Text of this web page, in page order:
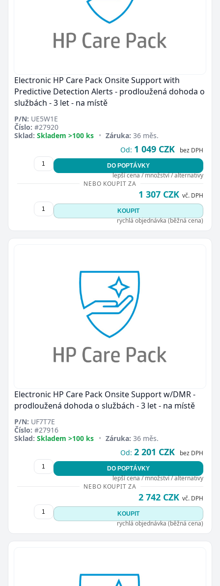
Electronic HP Care Pack Onsite Support with
Predictive Detection Alerts - prodloužená dohoda o
službách - 3 let - na místě
P/N: UE5W1E
Číslo: #27920
Sklad: Skladem >100 ks • Záruka: 36 měs.
Od: 1 049 CZK bez DPH
DO POPTÁVKY
lepší cena / množství / alternativy
NEBO KOUPIT ZA
1 307 CZK vč. DPH
KOUPIT
rychlá objednávka (běžná cena)
Electronic HP Care Pack Onsite Support w/DMR -
prodloužená dohoda o službách - 3 let - na místě
P/N: UF7T7E
Číslo: #27916
Sklad: Skladem >100 ks • Záruka: 36 měs.
Od: 2 201 CZK bez DPH
DO POPTÁVKY
lepší cena / množství / alternativy
NEBO KOUPIT ZA
2 742 CZK vč. DPH
KOUPIT
rychlá objednávka (běžná cena)